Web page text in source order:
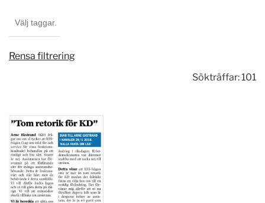
Rensa filtrering
Sökträffar: 101